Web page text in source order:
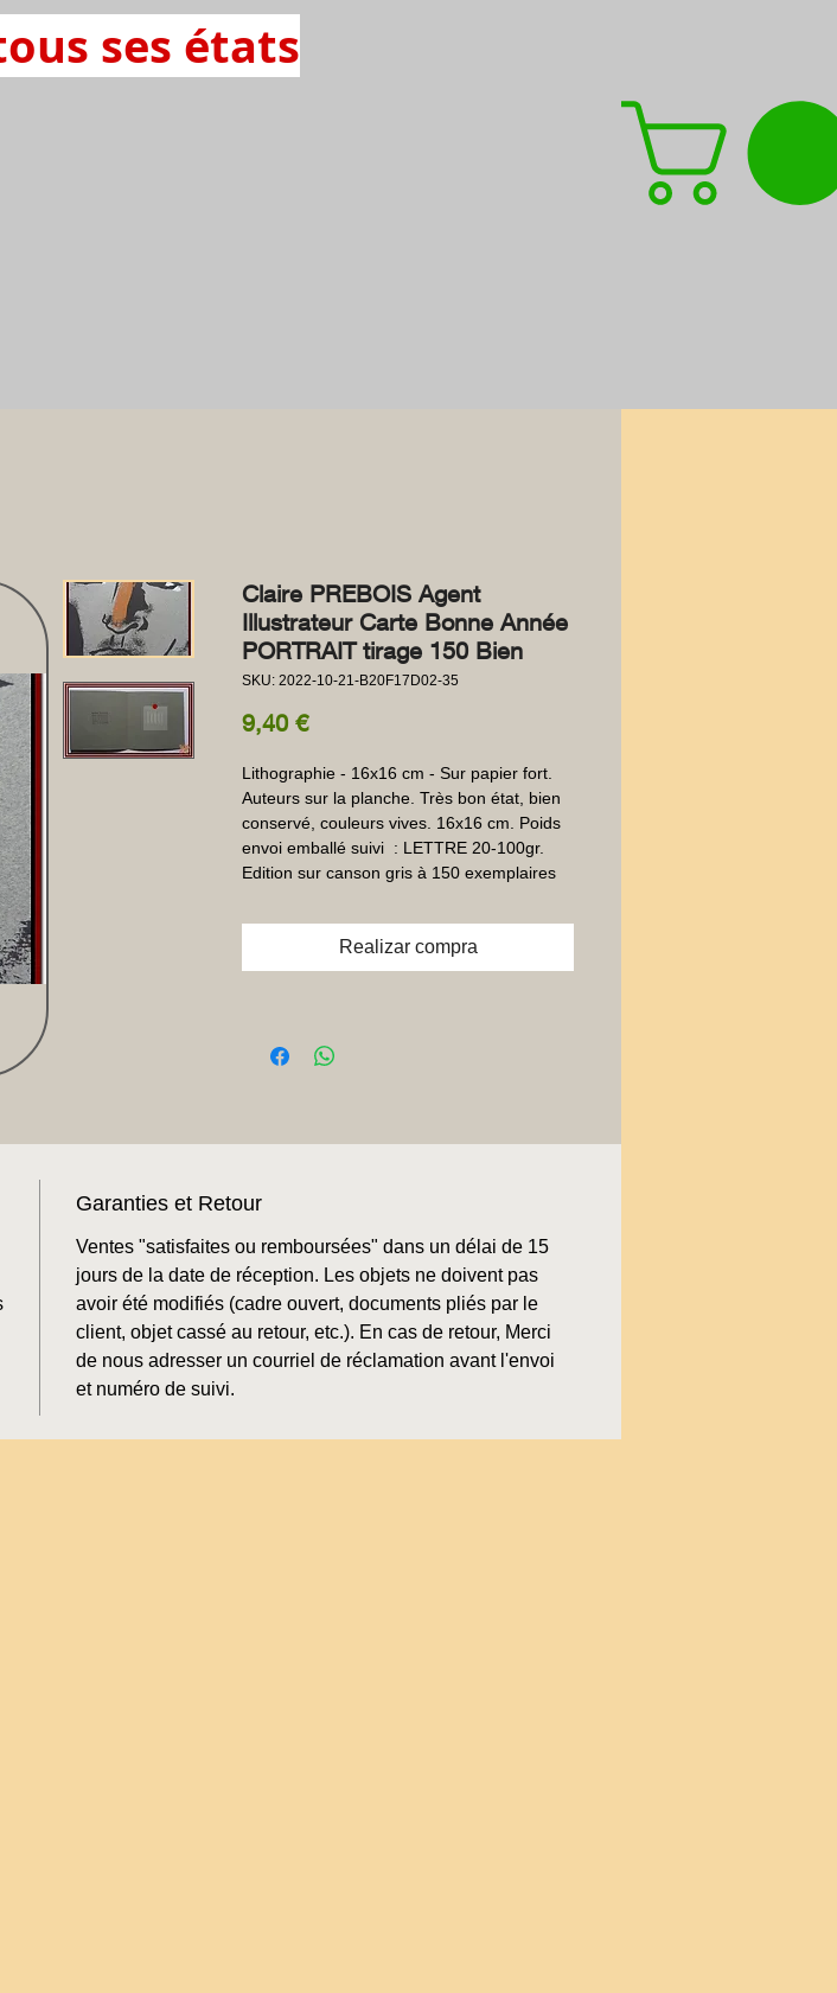
ses états
Claire PREBOIS Agent
Illustrateur Carte Bonne Année
PORTRAIT tirage 150 Bien
SKU: 2022-10-21-B20F17D02-35
9,40 €Precio
Lithographie - 16x16 cm - Sur papier fort.
Auteurs sur la planche. Très bon état, bien
conservé, couleurs vives. 16x16 cm. Poids
envoi emballé suivi  : LETTRE 20-100gr.
Edition sur canson gris à 150 exemplaires
Realizar compra
Garanties et Retour
Ventes "satisfaites ou remboursées" dans un délai de 15
jours de la date de réception. Les objets ne doivent pas
avoir été modifiés (cadre ouvert, documents pliés par le
client, objet cassé au retour, etc.). En cas de retour, Merci
de nous adresser un courriel de réclamation avant l'envoi
et numéro de suivi.